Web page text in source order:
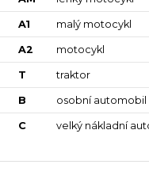
A1 malý motocykl
A2 motocykl
T traktor
B osobní automobil
C velký nákladní